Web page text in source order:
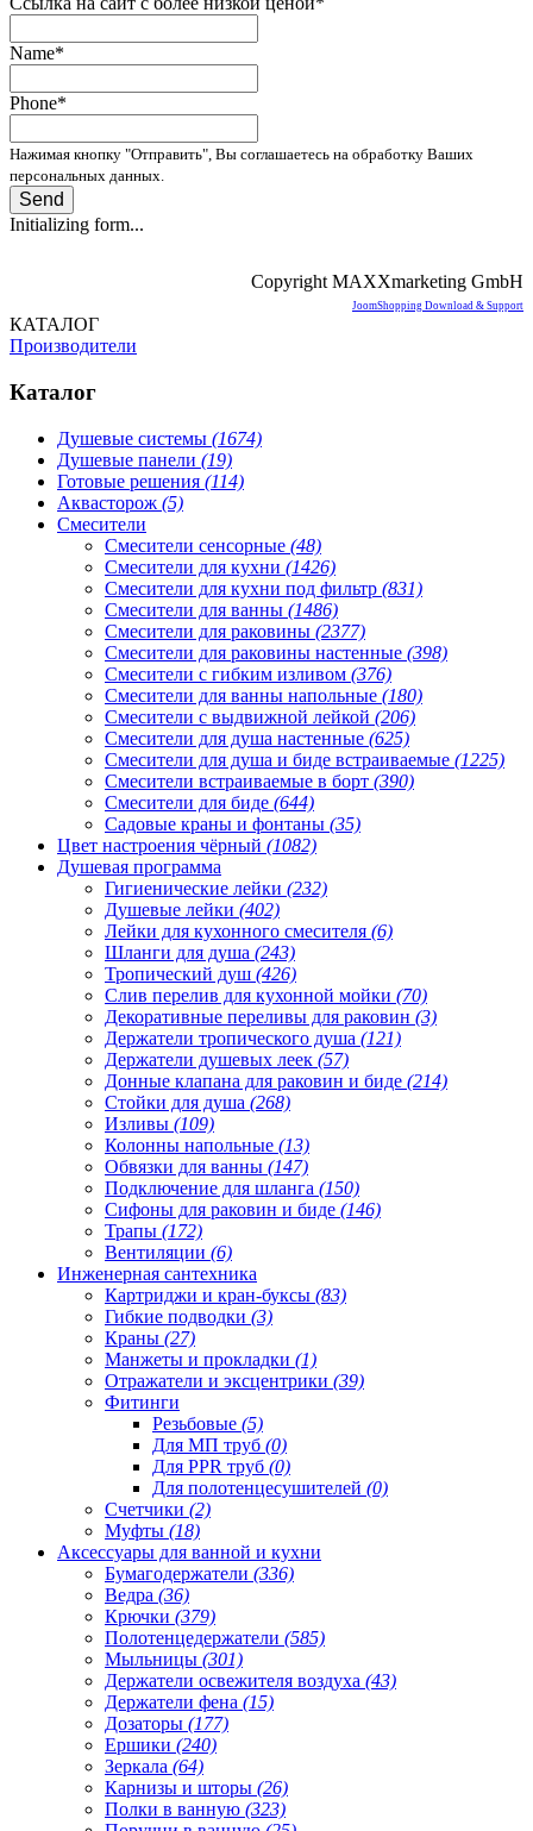
Name*
Phone*
Нажимая кнопку "Отправить", Вы соглашаетесь на обработку Ваших
персональных данных.
Send
Initializing form...
Copyright MAXXmarketing GmbH
JoomShopping Download & Support
КАТАЛОГ
Производители
Каталог
Душевые системы (1674)
Душевые панели (19)
Готовые решения (114)
Аквасторож (5)
Смесители
Смесители сенсорные (48)
Смесители для кухни (1426)
Смесители для кухни под фильтр (831)
Смесители для ванны (1486)
Смесители для раковины (2377)
Смесители для раковины настенные (398)
Смесители с гибким изливом (376)
Смесители для ванны напольные (180)
Смесители с выдвижной лейкой (206)
Смесители для душа настенные (625)
Смесители для душа и биде встраиваемые (1225)
Смесители встраиваемые в борт (390)
Смесители для биде (644)
Садовые краны и фонтаны (35)
Цвет настроения чёрный (1082)
Душевая программа
Гигиенические лейки (232)
Душевые лейки (402)
Лейки для кухонного смесителя (6)
Шланги для душа (243)
Тропический душ (426)
Слив перелив для кухонной мойки (70)
Декоративные переливы для раковин (3)
Держатели тропического душа (121)
Держатели душевых леек (57)
Донные клапана для раковин и биде (214)
Стойки для душа (268)
Изливы (109)
Колонны напольные (13)
Обвязки для ванны (147)
Подключение для шланга (150)
Сифоны для раковин и биде (146)
Трапы (172)
Вентиляции (6)
Инженерная сантехника
Картриджи и кран-буксы (83)
Гибкие подводки (3)
Краны (27)
Манжеты и прокладки (1)
Отражатели и эксцентрики (39)
Фитинги
Резьбовые (5)
Для МП труб (0)
Для PPR труб (0)
Для полотенцесушителей (0)
Счетчики (2)
Муфты (18)
Аксессуары для ванной и кухни
Бумагодержатели (336)
Ведра (36)
Крючки (379)
Полотенцедержатели (585)
Мыльницы (301)
Держатели освежителя воздуха (43)
Держатели фена (15)
Дозаторы (177)
Ершики (240)
Зеркала (64)
Карнизы и шторы (26)
Полки в ванную (323)